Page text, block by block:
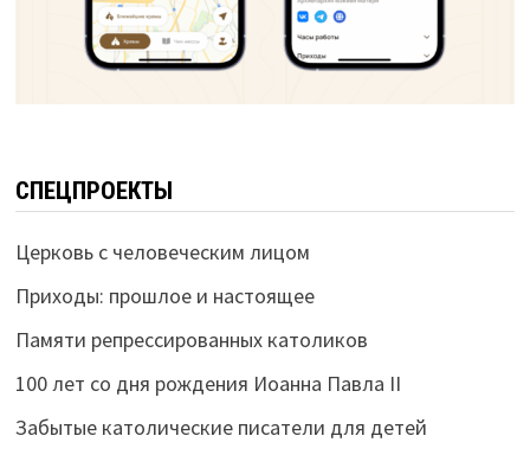
СПЕЦПРОЕКТЫ
Церковь с человеческим лицом
Приходы: прошлое и настоящее
Памяти репрессированных католиков
100 лет со дня рождения Иоанна Павла II
Забытые католические писатели для детей